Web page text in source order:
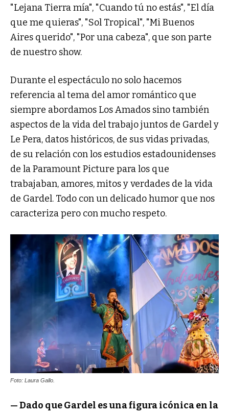
"Lejana Tierra mía", "Cuando tú no estás", "El día
que me quieras", "Sol Tropical", "Mi Buenos
Aires querido", "Por una cabeza", que son parte
de nuestro show.
Durante el espectáculo no solo hacemos
referencia al tema del amor romántico que
siempre abordamos Los Amados sino también
aspectos de la vida del trabajo juntos de Gardel y
Le Pera, datos históricos, de sus vidas privadas,
de su relación con los estudios estadounidenses
de la Paramount Picture para los que
trabajaban, amores, mitos y verdades de la vida
de Gardel. Todo con un delicado humor que nos
caracteriza pero con mucho respeto.
Foto: Laura Gallo.
— Dado que Gardel es una figura icónica en la